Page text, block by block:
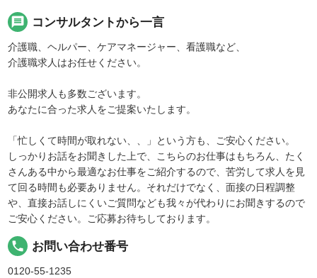
message コンサルタントから一言
介護職、ヘルパー、ケアマネージャー、看護職など、
介護職求人はお任せください。
非公開求人も多数ございます。
あなたに合った求人をご提案いたします。
「忙しくて時間が取れない、、」という方も、ご安心ください。
しっかりお話をお聞きした上で、こちらのお仕事はもちろん、たく
さんある中から最適なお仕事をご紹介するので、苦労して求人を見
て回る時間も必要ありません。それだけでなく、面接の日程調整
や、直接お話しにくいご質問なども我々が代わりにお聞きするので
ご安心ください。ご応募お待ちしております。
local_phone お問い合わせ番号
0120-55-1235